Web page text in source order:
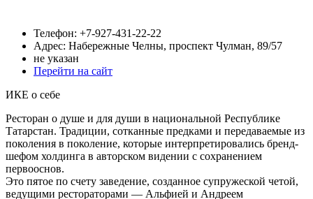
Телефон: +7-927-431-22-22
Адрес: Набережные Челны, проспект Чулман, 89/57
не указан
Перейти на сайт
ИКЕ о себе
Ресторан о душе и для души в национальной Республике
Татарстан. Традиции, сотканные предками и передаваемые из
поколения в поколение, которые интерпретировались бренд-
шефом холдинга в авторском видении с сохранением
первооснов.
Это пятое по счету заведение, созданное супружеской четой,
ведущими рестораторами — Альфией и Андреем